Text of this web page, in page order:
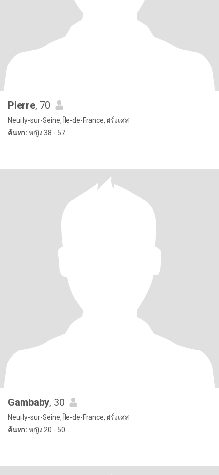
Pierre, 70
Neuilly-sur-Seine, Île-de-France, ฝรั่งเศส
ค้นหา: หญิง 38 - 57
Gambaby, 30
Neuilly-sur-Seine, Île-de-France, ฝรั่งเศส
ค้นหา: หญิง 20 - 50